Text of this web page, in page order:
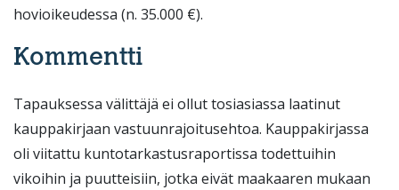
hovioikeudessa (n. 35.000 €).
Kommentti
Tapauksessa välittäjä ei ollut tosiasiassa laatinut
kauppakirjaan vastuunrajoitusehtoa. Kauppakirjassa
oli viitattu kuntotarkastusraportissa todettuihin
vikoihin ja puutteisiin, jotka eivät maakaaren mukaan